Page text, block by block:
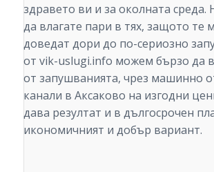
здравето ви и за околната среда.
да влагате пари в тях, защото те
доведат дори до по-сериозно
от vik-uslugi.info можем бързо да
от запушванията, чрез машинно
канали в Аксаково на изгодни
дава резултат и в дългосрочен
икономичният и добър вариант.